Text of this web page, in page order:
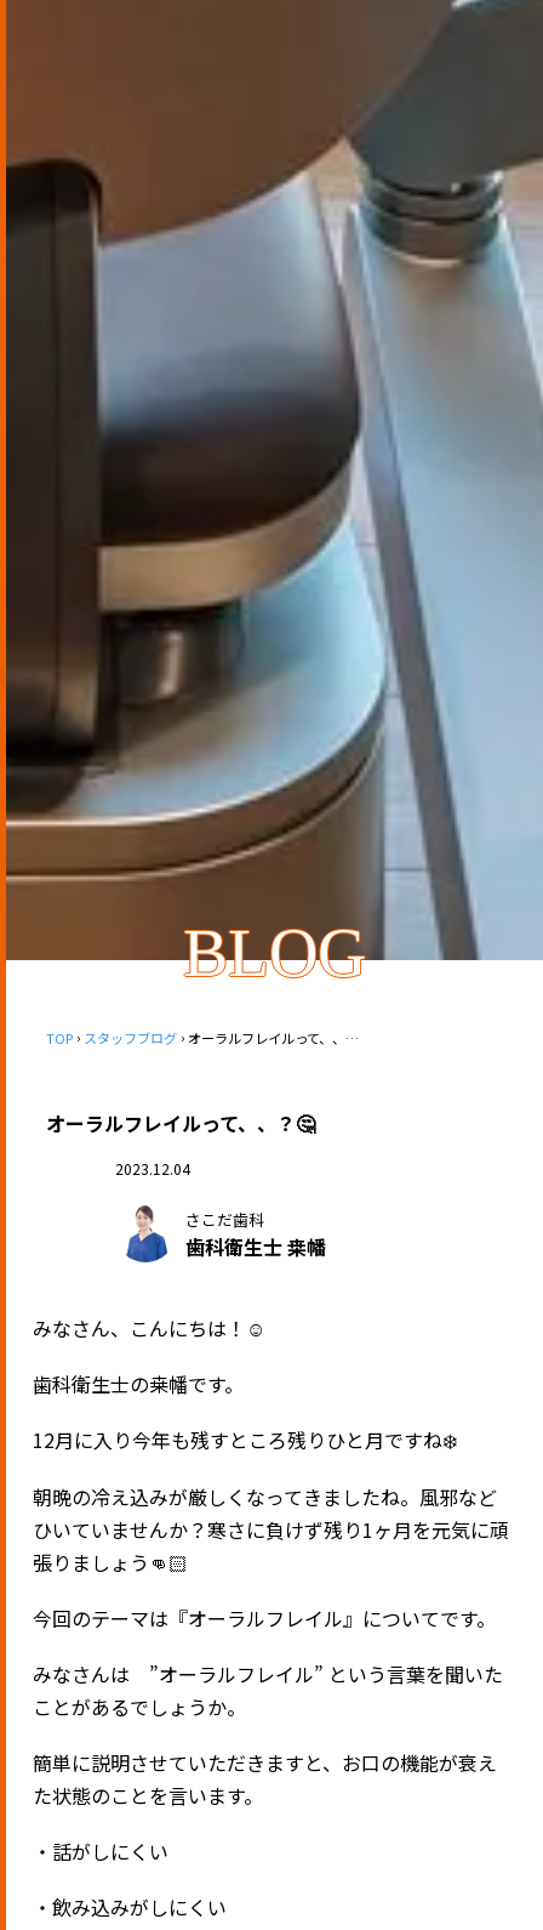
BLOG
TOP スタッフブログ オーラルフレイルって、、？🤔
オーラルフレイルって、、？🤔
2023.12.04
さこだ歯科
歯科衛生士 桒幡
みなさん、こんにちは！☺️
歯科衛生士の桒幡です。
12月に入り今年も残すところ残りひと月ですね❄️
朝晩の冷え込みが厳しくなってきましたね。風邪など
ひいていませんか？寒さに負けず残り1ヶ月を元気に頑
張りましょう👊🏻
今回のテーマは『オーラルフレイル』についてです。
みなさんは ”オーラルフレイル” という言葉を聞いた
ことがあるでしょうか。
簡単に説明させていただきますと、 お口の機能が衰え
た状態のことを言います。
・話がしにくい
・飲み込みがしにくい